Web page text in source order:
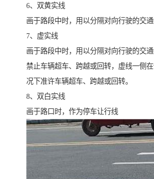
6、双黄实线
画于路段中时，用以分隔对向行驶的交通
7、虚实线
画于路段中时，用以分隔对向行驶的交
禁止车辆超车、跨越或回转，虚线一侧
况下准许车辆超车、跨越或回转。
8、双白实线
画于路口时，作为停车让行线